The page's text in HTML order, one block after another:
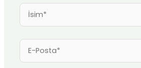
İsim*
E-
Posta*